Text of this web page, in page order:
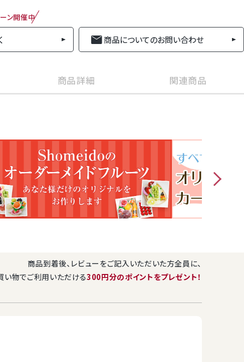
ン開催中
商品についてのお問い合わせ
商品詳細 関連商品
かんポテトチップス
袋セット
はこちら
ポテトチップス！
ケ日みかん ポテト
静岡産三ケ日みかん使用のご当地ポテトチップス！
＜6月上旬以降入荷予定＞お試しセット 三ケ日
商品到着後、レビューをご記入いただいた方全員に、
い物でご利用いただける300円分のポイントをプレゼント！